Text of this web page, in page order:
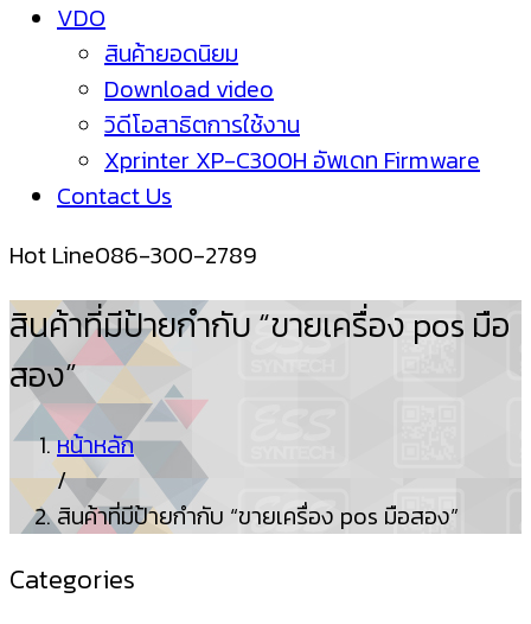
VDO
สินค้ายอดนิยม
Download video
วิดีโอสาธิตการใช้งาน
Xprinter XP-C300H อัพเดท Firmware
Contact Us
Hot Line086-300-2789
สินค้าที่มีป้ายกำกับ “ขายเครื่อง pos มือ
สอง”
หน้าหลัก
/
สินค้าที่มีป้ายกำกับ “ขายเครื่อง pos มือสอง”
Categories